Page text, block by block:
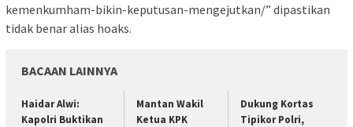
kemenkumham-bikin-keputusan-mengejutkan/” dipastikan
tidak benar alias hoaks.
BACAAN LAINNYA
Haidar Alwi:
Kapolri Buktikan
Mantan Wakil
Ketua KPK
Dukung Kortas
Tipikor Polri,